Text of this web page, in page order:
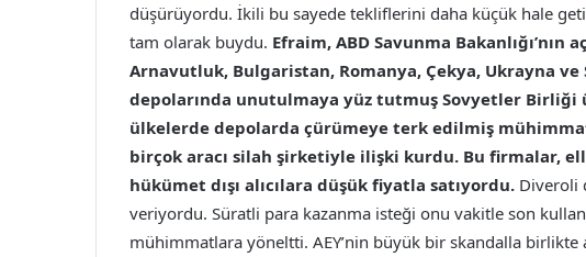
düşürüyordu. İkili bu sayede tekliflerini daha küçük hale
tam olarak buydu. Efraim, ABD Savunma
Arnavutluk, Bulgaristan, Romanya, Çekya, Ukrayna
depolarında unutulmaya yüz tutmuş Sovyetler Birliği
ülkelerde depolarda çürümeye terk edilmiş
birçok aracı silah şirketiyle ilişki kurdu. Bu firmalar,
hükümet dışı alıcılara düşük fiyatla satıyordu. Diveroli
veriyordu. Süratli para kazanma isteği onu vakitle son
mühimmatlara yöneltti. AEY’nin büyük bir skandalla birlikte